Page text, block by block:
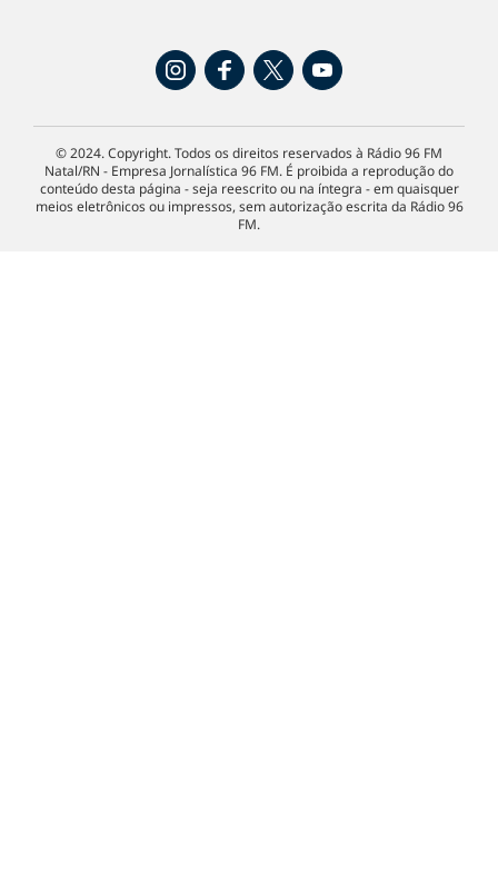
© 2024. Copyright. Todos os direitos reservados à Rádio 96 FM
Natal/RN - Empresa Jornalística 96 FM. É proibida a reprodução do
conteúdo desta página - seja reescrito ou na íntegra - em quaisquer
meios eletrônicos ou impressos, sem autorização escrita da Rádio 96
FM.